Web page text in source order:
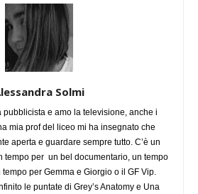
Solmi
e amo la televisione, anche i
mia prof del liceo mi ha insegnato che
aperta e guardare sempre tutto. C’è un
tempo per un bel documentario, un tempo
per Gemma e Giorgio o il GF Vip.
le puntate di Grey’s Anatomy e Una